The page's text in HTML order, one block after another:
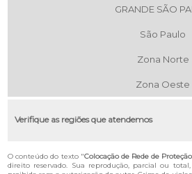
GRANDE SÃO
São Paulo
Zona Norte
Zona Oeste
Verifique as regiões que atendemos
O conteúdo do texto "Colocação de Rede de
direito reservado. Sua reprodução, parcial ou